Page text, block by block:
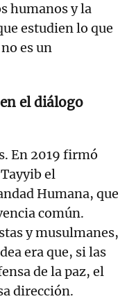
humanos y la
estudien lo que
es un
el diálogo
En 2019 firmó
el
Humana, que
común.
y musulmanes,
era que, si las
de la paz, el
dirección.